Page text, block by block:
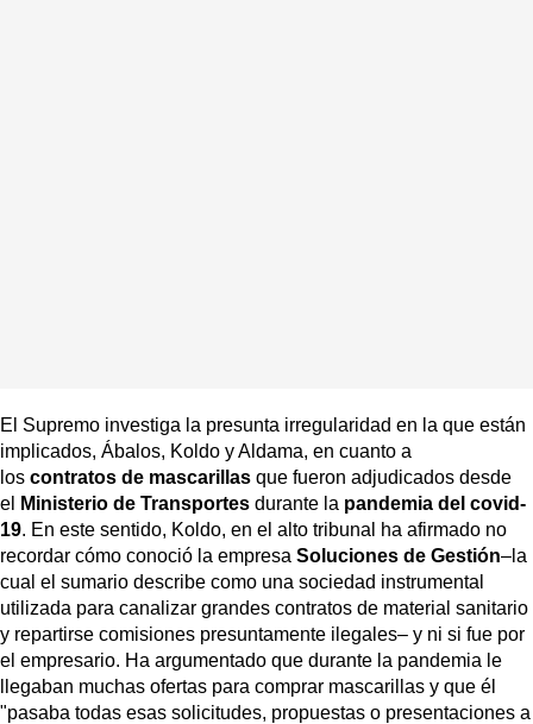
El Supremo investiga la presunta irregularidad en la que están
implicados, Ábalos, Koldo y Aldama, en cuanto a
los contratos de mascarillas que fueron adjudicados desde
el
Ministerio de Transportes durante la pandemia del covid-
19. En este sentido, Koldo, en el alto tribunal ha afirmado no
recordar cómo conoció la empresa Soluciones de Gestión–la
cual el sumario describe como una sociedad instrumental
utilizada para canalizar grandes contratos de material sanitario
y repartirse comisiones presuntamente ilegales– y ni si fue por
el empresario. Ha argumentado que durante la pandemia le
llegaban muchas ofertas para comprar mascarillas y que él
"pasaba todas esas solicitudes, propuestas o presentaciones a